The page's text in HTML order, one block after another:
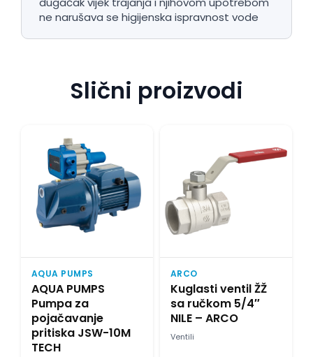
ne narušava se higijenska ispravnost vode
Slični proizvodi
AQUA PUMPS
AQUA PUMPS
Pumpa za
pojačavanje
pritiska JSW-10M
TECH
ARCO
Kuglasti ventil ŽŽ
sa ručkom 5/4″
NILE – ARCO
Ventili